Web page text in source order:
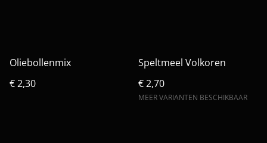
Oliebollenmix
€ 2,30
Speltmeel Volkoren
€ 2,70
MEER VARIANTEN BESCHIKBAAR